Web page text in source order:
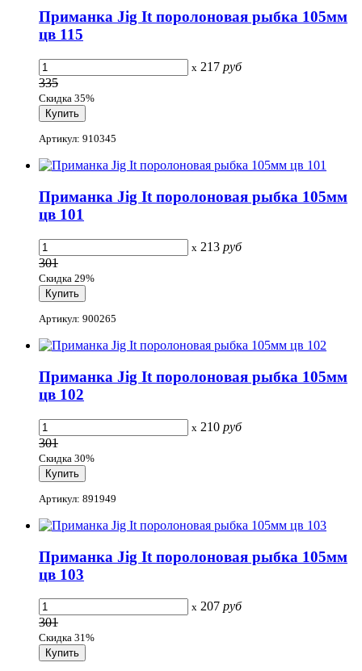
Приманка Jig It поролоновая рыбка 105мм
цв 115
x 217 руб
335
Скидка 35%
Артикул: 910345
Приманка Jig It поролоновая рыбка 105мм
цв 101
x 213 руб
301
Скидка 29%
Артикул: 900265
Приманка Jig It поролоновая рыбка 105мм
цв 102
x 210 руб
301
Скидка 30%
Артикул: 891949
Приманка Jig It поролоновая рыбка 105мм
цв 103
x 207 руб
301
Скидка 31%